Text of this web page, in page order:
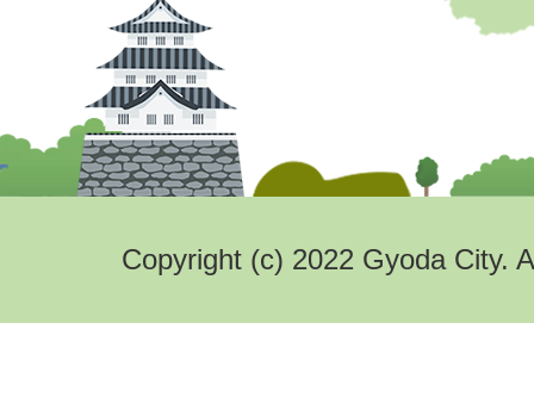
Copyright (c) 2022 Gyoda City.